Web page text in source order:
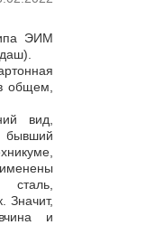
ЭИМ
общем,
вид,
бывший
Значит,
и
Компания
110 кВ для
Продукция
Наоборот,
качества,
На